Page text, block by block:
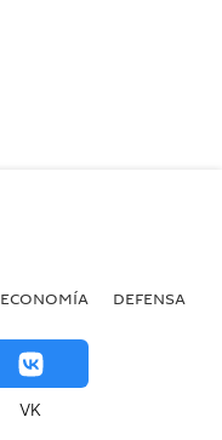
ECONOMÍA DEFENSA
VK